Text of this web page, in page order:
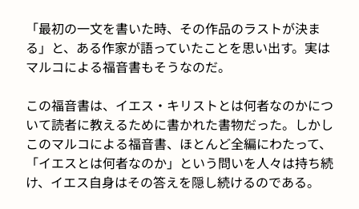
「最初の一文を書いた時、その作品のラストが決ま
る」と、ある作家が語っていたことを思い出す。実は
マルコによる福音書もそうなのだ。
この福音書は、イエス・キリストとは何者なのかにつ
いて読者に教えるために書かれた書物だった。しかし
このマルコによる福音書、ほとんど全編にわたって、
「イエスとは何者なのか」という問いを人々は持ち続
け、イエス自身はその答えを隠し続けるのである。